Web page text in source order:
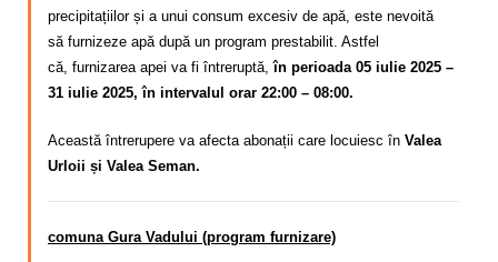
precipitațiilor și a unui consum excesiv de apă, este nevoită
să furnizeze apă după un program prestabilit. Astfel
că, furnizarea apei va fi întreruptă,în perioada 05 iulie 2025 –
31 iulie 2025, în intervalul orar 22:00 – 08:00.
Această întrerupere va afecta abonații care locuiesc în Valea
Urloii și Valea Seman.
comuna Gura Vadului (program furnizare)